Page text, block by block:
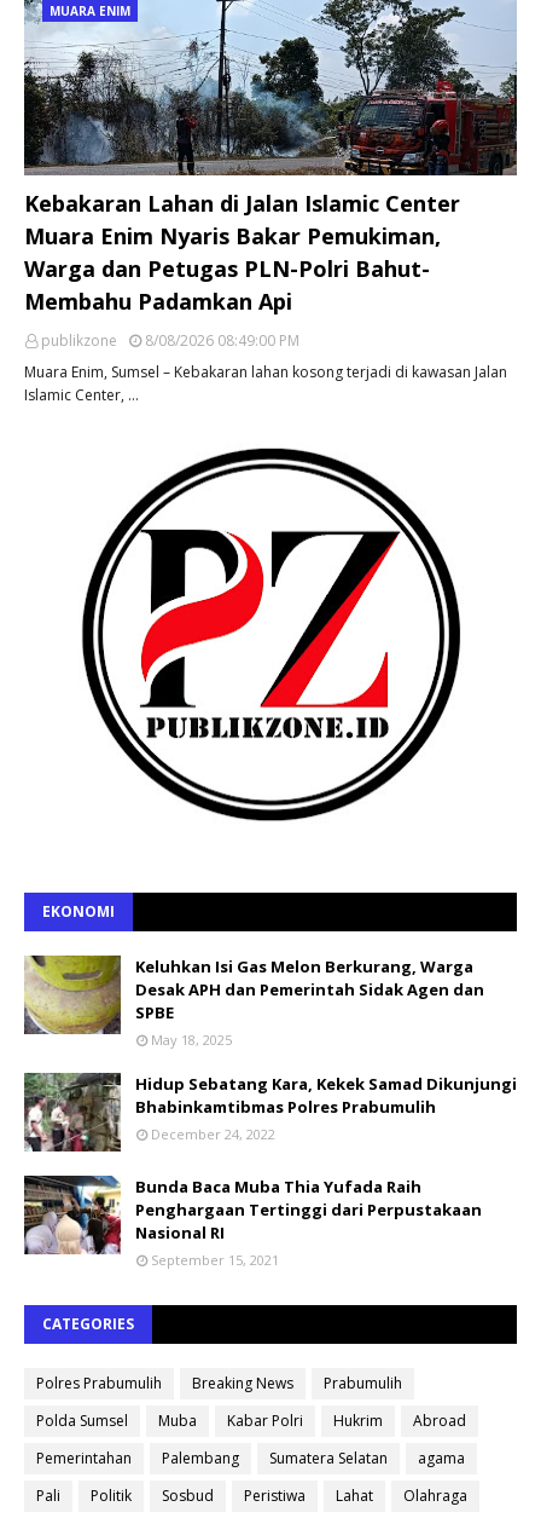
MUARA ENIM
Kebakaran Lahan di Jalan Islamic Center
Muara Enim Nyaris Bakar Pemukiman,
Warga dan Petugas PLN-Polri Bahut-
Membahu Padamkan Api
publikzone
8/08/2026 08:49:00 PM
Muara Enim, Sumsel – Kebakaran lahan kosong terjadi di kawasan Jalan
Islamic Center, …
EKONOMI
Keluhkan Isi Gas Melon Berkurang, Warga
Desak APH dan Pemerintah Sidak Agen dan
SPBE
May 18, 2025
Hidup Sebatang Kara, Kekek Samad Dikunjungi
Bhabinkamtibmas Polres Prabumulih
December 24, 2022
Bunda Baca Muba Thia Yufada Raih
Penghargaan Tertinggi dari Perpustakaan
Nasional RI
September 15, 2021
CATEGORIES
Polres Prabumulih Breaking News
Prabumulih
Polda Sumsel
Muba Kabar Polri Hukrim
Abroad
Pemerintahan
Palembang Sumatera Selatan
agama
Pali
Politik Sosbud Peristiwa Lahat
Olahraga